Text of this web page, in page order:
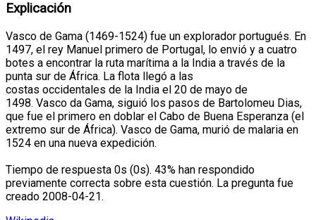
Explicación
Vasco de Gama (1469-1524) fue un explorador portugués. En
1497, el rey Manuel primero de Portugal, lo envió y a cuatro
botes a encontrar la ruta marítima a la India a través de la
punta sur de África. La flota llegó a las
costas occidentales de la India el 20 de mayo de
1498. Vasco da Gama, siguió los pasos de Bartolomeu Dias,
que fue el primero en doblar el Cabo de Buena Esperanza (el
extremo sur de África). Vasco de Gama, murió de malaria en
1524 en una nueva expedición.
Tiempo de respuesta 0s (0s). 43% han respondido
previamente correcta sobre esta cuestión. La pregunta fue
creado 2008-04-21.